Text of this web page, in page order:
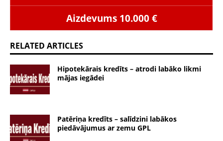
Aizdevums 10.000 €
RELATED ARTICLES
Hipotekārais kredīts – atrodi labāko likmi
mājas iegādei
Patēriņa kredīts – salīdzini labākos
piedāvājumus ar zemu GPL